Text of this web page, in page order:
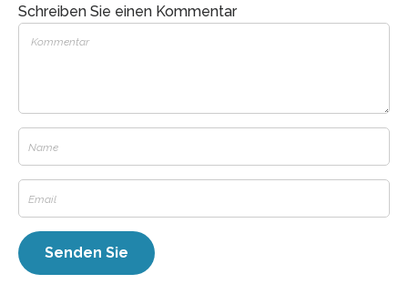
Schreiben Sie einen Kommentar